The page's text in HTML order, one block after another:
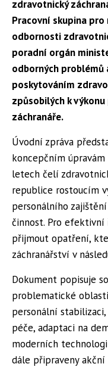
zdravotnický
Pracovní skupina
odbornosti
poradní orgán
odborných problémů
poskytováním
způsobilých k
záchranáře.
Úvodní zpráva
koncepčním
letech čelí
republice rostoucím
personálního
činnost. Pro efektivní
přijmout opatření,
záchranářství v
Dokument popisuje
problematické
personální
péče, adaptaci na
moderních
dále připraveny